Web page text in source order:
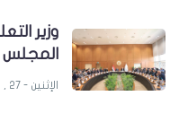
وزير
الإثنين - 27 , يوليو , 2026